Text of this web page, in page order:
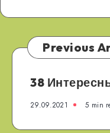
Previous
38
29.09.2021 5 min